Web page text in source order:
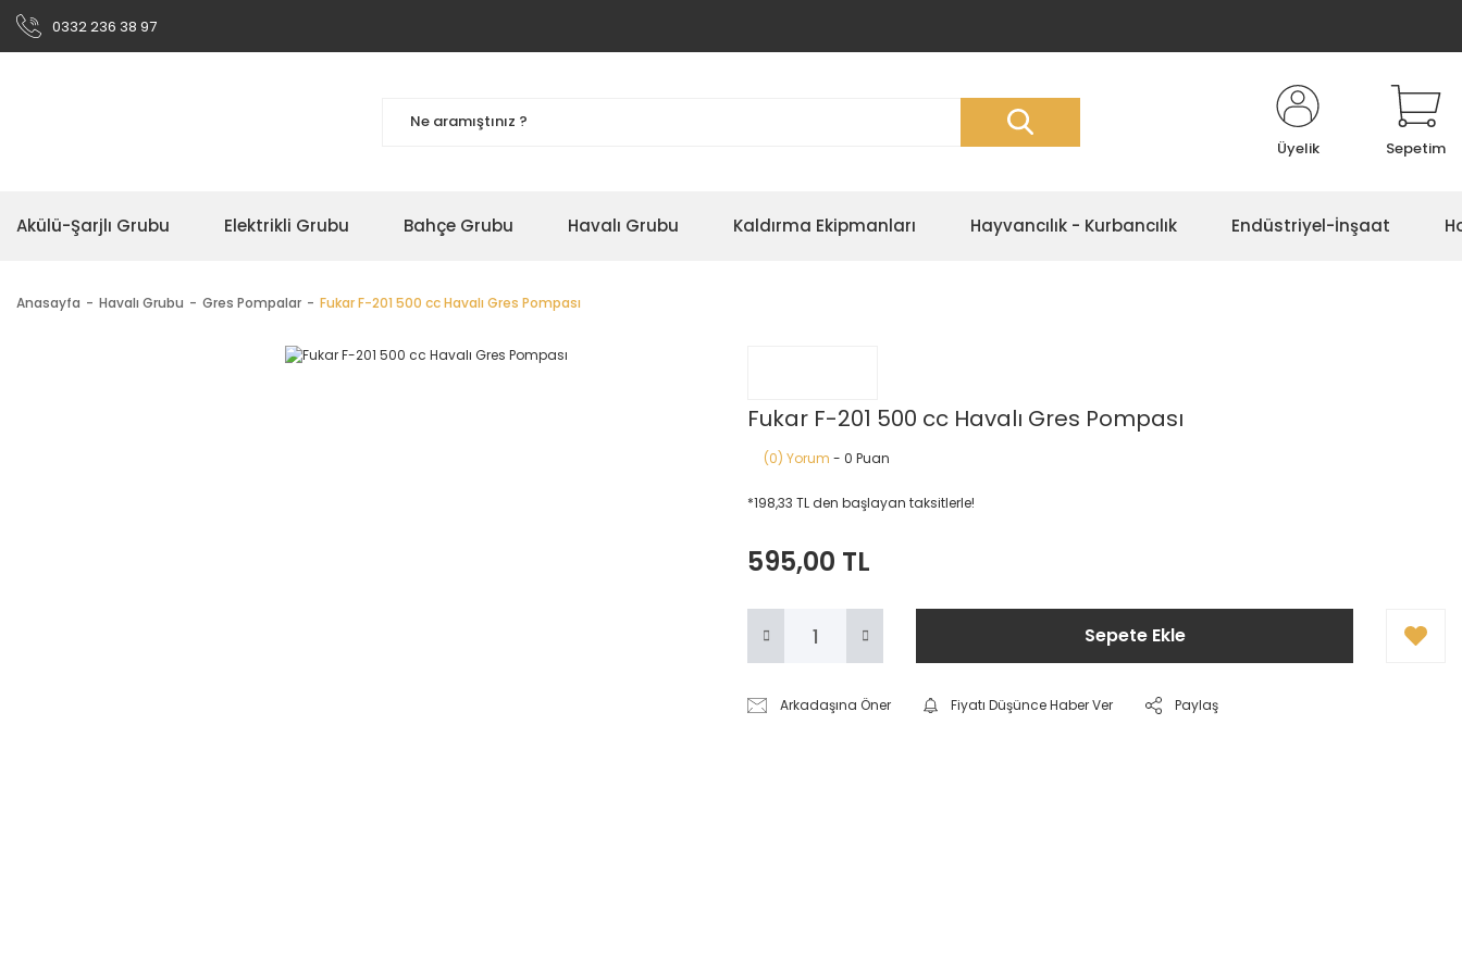
0332 236 38 97
Üyelik Sepetim
Akülü-Şarjlı Grubu Elektrikli Grubu Bahçe Grubu Havalı Grubu Kaldırma Ekipmanları Hayvancılık - Kurbancılık Endüstriyel-İnşaat
Anasayfa Havalı Grubu Gres Pompalar Fukar F-201 500 cc Havalı Gres Pompası
Fukar F-201 500 cc Havalı Gres Pompası
(0) Yorum - 0 Puan
*198,33 TL den başlayan taksitlerle!
595,00 TL
Sepete Ekle
Arkadaşına Öner Fiyatı Düşünce Haber Ver Paylaş